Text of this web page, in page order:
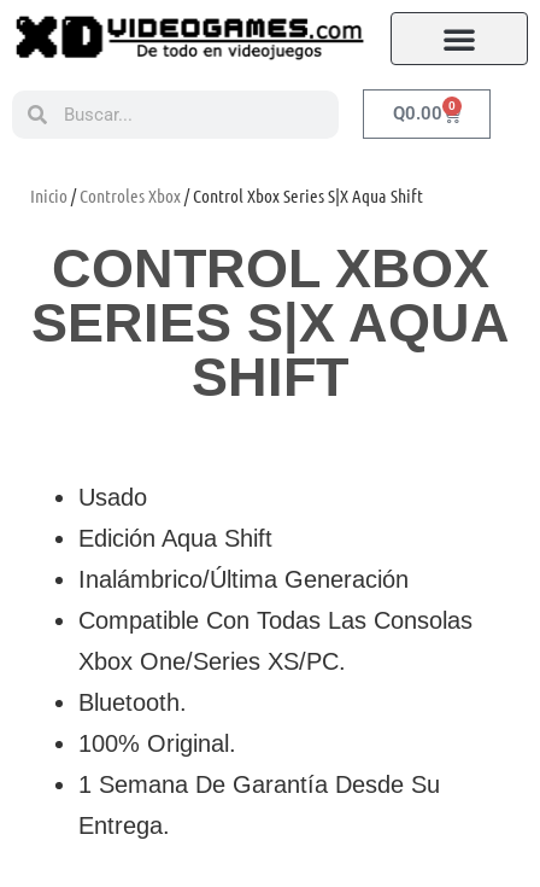
Q0.00 0
Inicio /Controles Xbox/ Control Xbox Series S|X Aqua Shift
CONTROL XBOX
SERIES S|X AQUA
SHIFT
Usado
Edición Aqua Shift
Inalámbrico/Última Generación
Compatible Con Todas Las Consolas
Xbox One/Series XS/PC.
Bluetooth.
100% Original.
1 Semana De Garantía Desde Su
Entrega.